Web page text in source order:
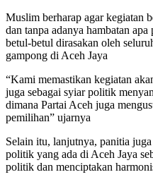
Muslim berharap agar kegiatan
dan tanpa adanya hambatan
betul-betul dirasakan oleh
gampong di Aceh Jaya
“Kami memastikan kegiatan
juga sebagai syiar politik
dimana Partai Aceh juga
pemilihan” ujarnya
Selain itu, lanjutnya, panitia
politik yang ada di Aceh Jaya
politik dan menciptakan